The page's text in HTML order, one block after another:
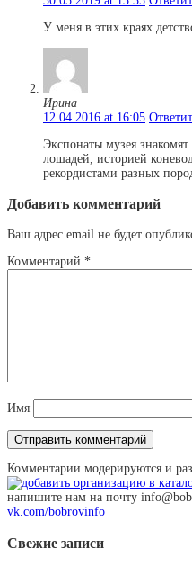
У меня в этих краях
Ирина
12.04.2016 at 16:05
Экспонаты музея
лошадей, историей
рекордистами разных
Добавить комментарий
Ваш адрес email не будет
Комментарий *
Имя
Комментарии модерируются и
напишите нам на почту
vk.com/bobrovinfo
Свежие записи